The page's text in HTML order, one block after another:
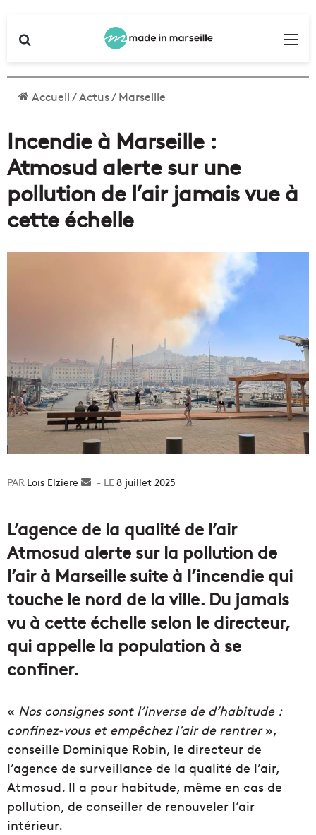
Accueil/Actus/Marseille
Incendie à Marseille :
Atmosud alerte sur une
pollution de l’air jamais vue à
cette échelle
Loïs Elziere
Envoyer8 juillet 2025
L’agence de la qualité de l’air
Atmosud alerte sur la pollution de
l’air à Marseille suite à l’incendie qui
touche le nord de la ville. Du jamais
vu à cette échelle selon le directeur,
qui appelle la population à se
confiner.
« Nos consignes sont l’inverse de d’habitude :
confinez-vous et empêchez l’air de rentrer»,
conseille Dominique Robin, le directeur de
l’agence de surveillance de la qualité de l’air,
Atmosud. Il a pour habitude, même en cas de
pollution, de conseiller de renouveler l’air
intérieur.